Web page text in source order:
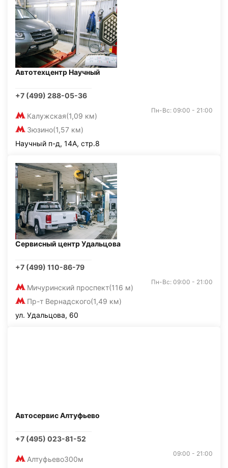
Автотехцентр Научный
+7 (499) 288-05-36
Калужская(1,09 км)
Зюзино(1,57 км)
Пн-Вс: 09:00 - 21:00
Научный п-д, 14А, стр.8
Сервисный центр Удальцова
+7 (499) 110-86-79
Мичуринский проспект(116 м)
Пр-т Вернадского(1,49 км)
Пн-Вс: 09:00 - 21:00
ул. Удальцова, 60
Автосервис Алтуфьево
+7 (495) 023-81-52
Алтуфьево300м
09:00 - 21:00